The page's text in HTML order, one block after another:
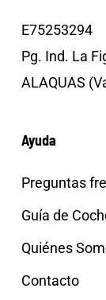
E75253294
Pg. Ind. La
ALAQUAS
Ayuda
Preguntas
Guía de
Quiénes
Contacto